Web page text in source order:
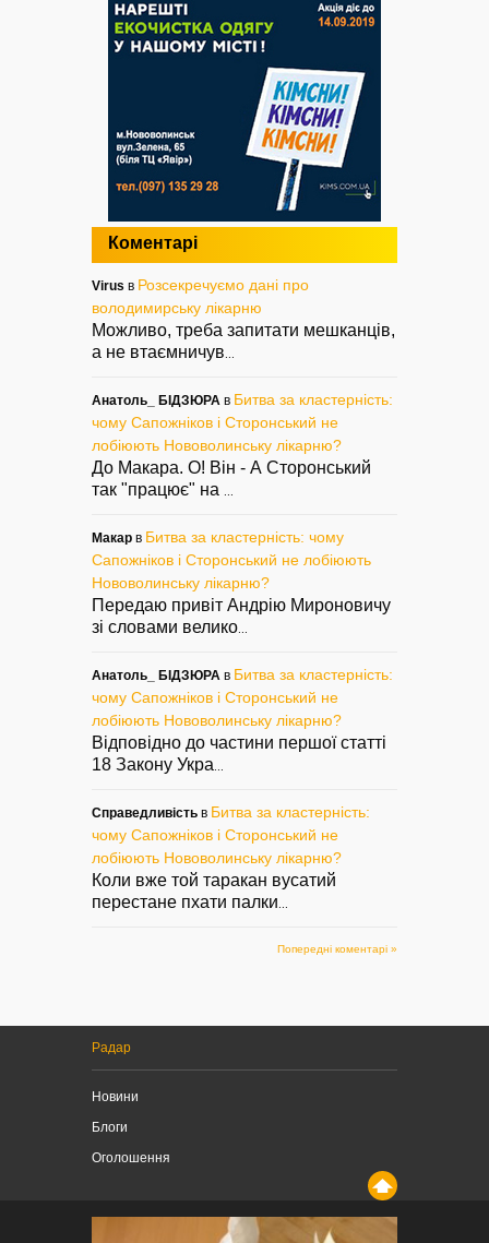
Коментарі
Virus в Розсекречуємо дані про
володимирську лікарню
Можливо, треба запитати мешканців,
а не втаємничув
Анатоль_ БІДЗЮРА в Битва за кластерність:
чому Сапожніков і Сторонський не
лобіюють Нововолинську лікарню?
До Макара. О! Він - А Сторонський
так "працює" на
Макар в Битва за кластерність: чому
Сапожніков і Сторонський не лобіюють
Нововолинську лікарню?
Передаю привіт Андрію Мироновичу
зі словами велико
Анатоль_ БІДЗЮРА в Битва за кластерність:
чому Сапожніков і Сторонський не
лобіюють Нововолинську лікарню?
Відповідно до частини першої статті
18 Закону Укра
Справедливість в Битва за кластерність:
чому Сапожніков і Сторонський не
лобіюють Нововолинську лікарню?
Коли вже той таракан вусатий
перестане пхати палки
Попередні коментарі »
Радар
Новини
Блоги
Оголошення